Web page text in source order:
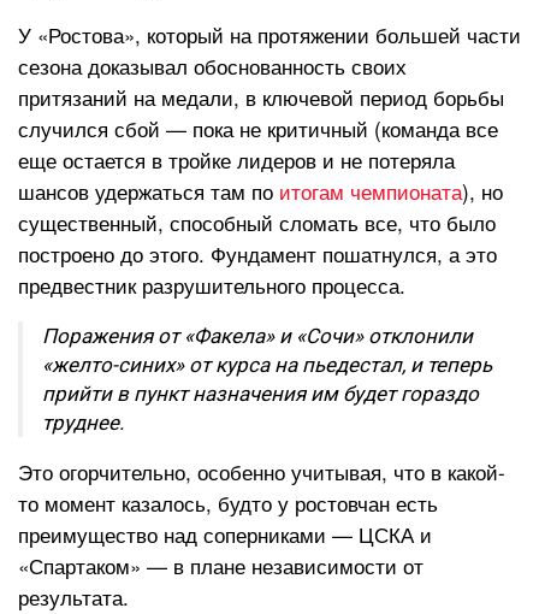
У «Ростова», который на протяжении большей части
сезона доказывал обоснованность своих
притязаний на медали, в ключевой период борьбы
случился сбой — пока не критичный (команда все
еще остается в тройке лидеров и не потеряла
шансов удержаться там по итогам чемпионата), но
существенный, способный сломать все, что было
построено до этого. Фундамент пошатнулся, а это
предвестник разрушительного процесса.
Поражения от «Факела» и «Сочи» отклонили
«желто-синих» от курса на пьедестал, и теперь
прийти в пункт назначения им будет гораздо
труднее.
Это огорчительно, особенно учитывая, что в какой-
то момент казалось, будто у ростовчан есть
преимущество над соперниками — ЦСКА и
«Спартаком» — в плане независимости от
результата.